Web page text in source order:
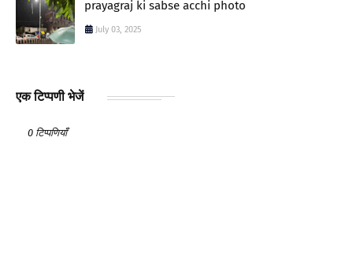
prayagraj ki sabse acchi photo
July 03, 2025
एक टिप्पणी भेजें
0 टिप्पणियाँ